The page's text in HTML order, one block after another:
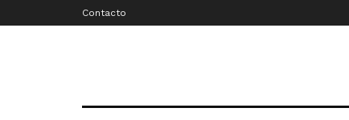
Contacto